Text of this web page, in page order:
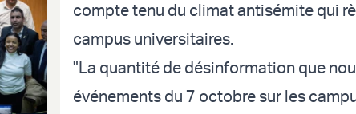
compte tenu du climat antisémite qui
campus universitaires.
"La quantité de désinformation que
événements du 7 octobre sur les